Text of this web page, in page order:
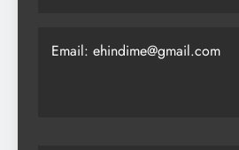
Email: ehindime@gmail.com